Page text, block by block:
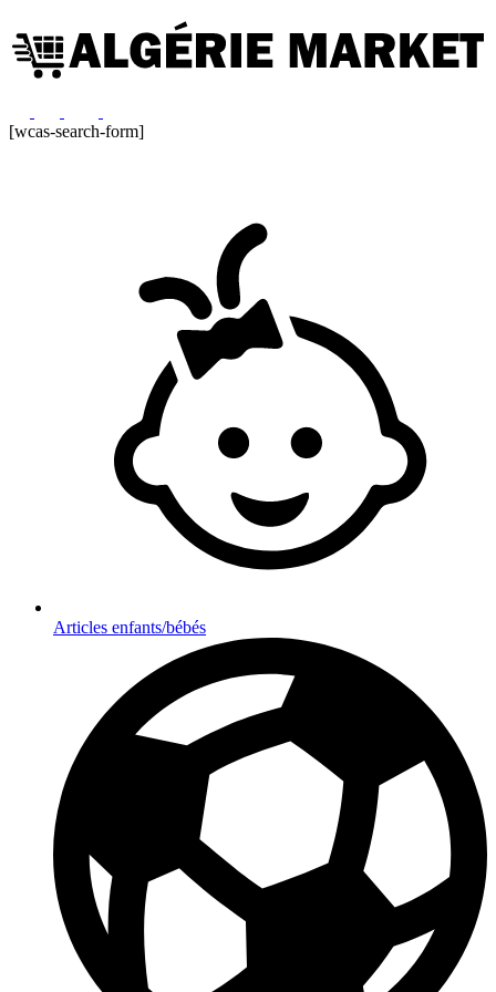
[wcas-search-form]
Articles enfants/bébés